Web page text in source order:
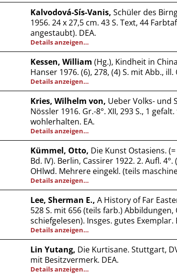
Kalvodová-Sís-Vanis, Schüler des
1956. 24 x 27,5 cm. 43 S. Text, 44
angestaubt). DEA.
Details anzeigen…
Kessen, William (Hg.), Kindheit in
Hanser 1976. (6), 278, (4) S. mit Abb., ill.
Details anzeigen…
Kries, Wilhelm von, Ueber Volks- und
Nössler 1916. Gr.-8°. XII, 293 S., 1
wohlerhalten. EA.
Details anzeigen…
Kümmel, Otto, Die Kunst Ostasiens.
Bd. IV). Berlin, Cassirer 1922. 2. Aufl.
OHlwd. Mehrere eingekl. (teils
Details anzeigen…
Lee, Sherman E., A History of Far
528 S. mit 656 (teils farb.)
schiefgelesen). Insges. gutes Exemplar.
Details anzeigen…
Lin Yutang, Die Kurtisane. Stuttgart,
mit Besitzvermerk. DEA.
Details anzeigen…